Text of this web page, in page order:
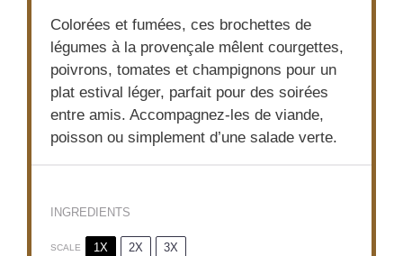
Colorées et fumées, ces brochettes de
légumes à la provençale mêlent courgettes,
poivrons, tomates et champignons pour un
plat estival léger, parfait pour des soirées
entre amis. Accompagnez-les de viande,
poisson ou simplement d’une salade verte.
INGREDIENTS
SCALE 1X 2X 3X